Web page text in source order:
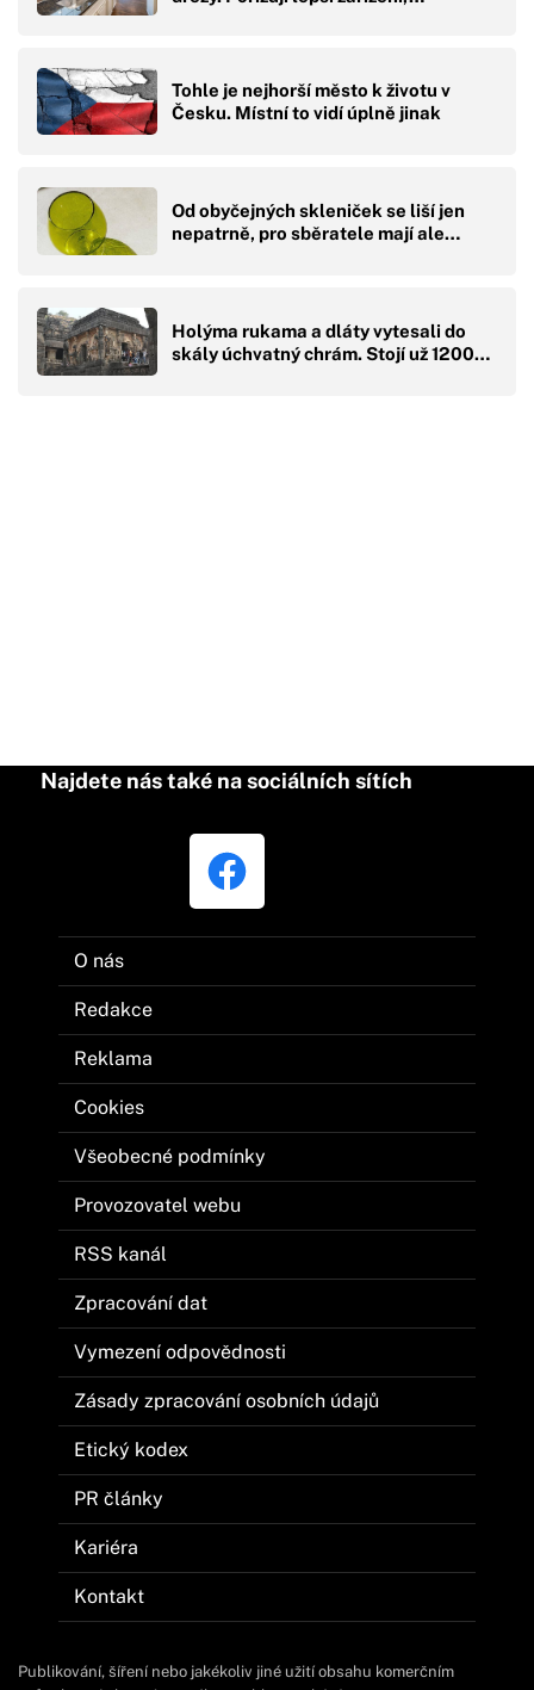
Tohle je nejhorší město k životu v
Česku. Místní to vidí úplně jinak
Od obyčejných skleniček se liší jen
nepatrně, pro sběratele mají ale…
Holýma rukama a dláty vytesali do
skály úchvatný chrám. Stojí už 1200…
Najdete nás také na sociálních sítích
O nás
Redakce
Reklama
Cookies
Všeobecné podmínky
Provozovatel webu
RSS kanál
Zpracování dat
Vymezení odpovědnosti
Zásady zpracování osobních údajů
Etický kodex
PR články
Kariéra
Kontakt
Publikování, šíření nebo jakékoliv jiné užití obsahu komerčním